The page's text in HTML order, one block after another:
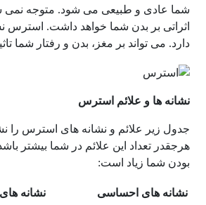
شما عادی و طبیعی می شود. متوجه
اثراتی بر بدن شما خواهد داشت. استرس
دارد. می تواند بر مغز، بدن و رفتار شما
نشانه ها و علائم استرس
جدول زیر علائم و نشانه های استرس را
هرجقدر تعداد این علائم در شما بیشتر
بودن شما زیاد است:
نشانه های احساسی نشانه